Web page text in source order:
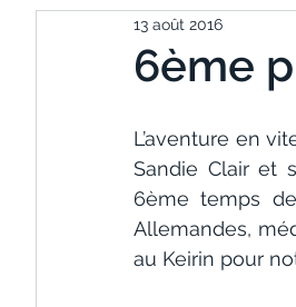
6ème
13 août 2016
L’aventure en
Sandie Clair et
6ème temps
Allemandes,
au Keirin pour